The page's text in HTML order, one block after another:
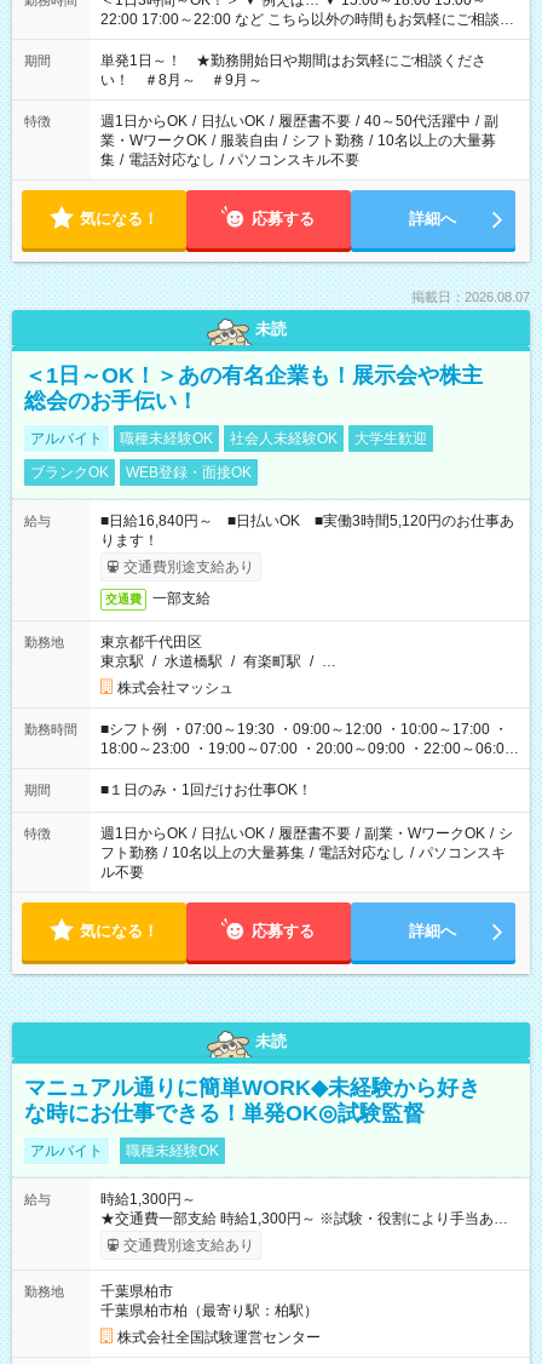
22:00 17:00～22:00 など こちら以外の時間もお気軽にご相談く
ださい！
期間
単発1日～！ ★勤務開始日や期間はお気軽にご相談くださ
い！ ＃8月～ ＃9月～
特徴 週1日からOK / 日払いOK / 履歴書不要 / 40～50代活躍中 / 副
業・WワークOK / 服装自由 / シフト勤務 / 10名以上の大量募
集 / 電話対応なし / パソコンスキル不要
気になる！ 応募する 詳細へ
掲載日：2026.08.07
未読
＜1日～OK！＞あの有名企業も！展示会や株主
総会のお手伝い！
アルバイト 職種未経験OK 社会人未経験OK
大学生歓迎
ブランクOK
WEB登録・面接OK
給与
■日給16,840円～ ■日払いOK ■実働3時間5,120円のお仕事あ
ります！
交通費別途支給あり
交通費 一部支給
勤務地
東京都千代田区
東京駅 / 水道橋駅 / 有楽町駅 / …
株式会社マッシュ
勤務時間
■シフト例 ・07:00～19:30 ・09:00～12:00 ・10:00～17:00 ・
18:00～23:00 ・19:00～07:00 ・20:00～09:00 ・22:00～06:00
etc ★最短で3時間で5,120円のお仕事から 15時間で2万円近く稼
げるお仕事も！ ご希望のお時間に合わせてご紹介！ ※シフトは
ください！
期間 ■１日のみ・1回だけお仕事OK！
特徴 週1日からOK / 日払いOK / 履歴書不要 / 副業・WワークOK / シ
フト勤務 / 10名以上の大量募集 / 電話対応なし / パソコンスキ
ル不要
気になる！ 応募する 詳細へ
未読
マニュアル通りに簡単WORK◆未経験から好き
な時にお仕事できる！単発OK◎試験監督
アルバイト 職種未経験OK
給与
時給1,300円～
★交通費一部支給 時給1,300円～ ※試験・役割により手当あり
※勤務回数により昇給あり 【即給（前払い）オプションあ
り！】 希望される場合、勤務から1週間ほどで給与の一部を受け
例】 ・河合塾模擬試験 8:30～17:30（休憩1時間） 時給1,300円
×8時間＝日収10,400円＋交通費 ※当日の役割により時給＋100
円の場合あり ・国家試験 7:00～13:30（休憩なし） 時給1,300
円（役割手当＋100円）×6時間＝日収8,400円＋交通費 【試用期
交通費別途支給あり
勤務地
千葉県柏市
千葉県柏市柏（最寄り駅：柏駅）
株式会社全国試験運営センター